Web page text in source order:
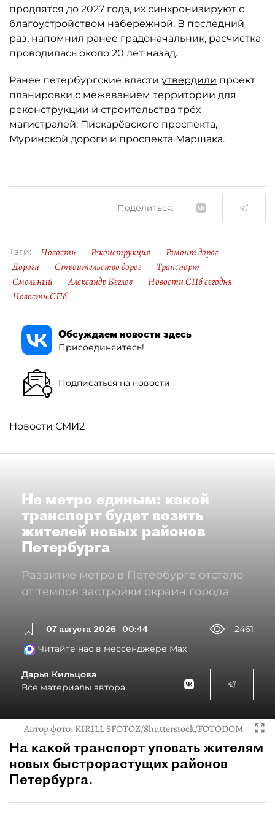
продлятся до 2027 года, их синхронизируют с
благоустройством набережной. В последний
раз, напомнил ранее градоначальник, расчистка
проводилась около 20 лет назад.
Ранее петербургские власти утвердили проект
планировки с межеванием территории для
реконструкции и строительства трёх
магистралей: Пискарёвского проспекта,
Муринской дороги и проспекта Маршака.
Поделиться:
Тэги: Новость Реконструкция
Ремонт дорог
Дороги
Строительство дорог
Транспорт
Смольный
Александр Беглов
Новости СПб сегодня
Новости СПб
Обсуждаем новости здесь
Присоединяйтесь!
Подписаться на новости
Новости СМИ2
Не метро единым: какой
транспорт будет возить
жителей новых районов
Петербурга
Развитие метро в Петербурге отстало
от темпов застройки окраин города
07 августа 2026 00:44
2461
Читайте нас в мессенджере Max
Дарья Кильцова
Все материалы автора
Автор фото:KIRILL SFOTOZ/Shutterstock/FOTODOM
На какой транспорт уповать жителям
новых быстрорастущих районов
Петербурга.